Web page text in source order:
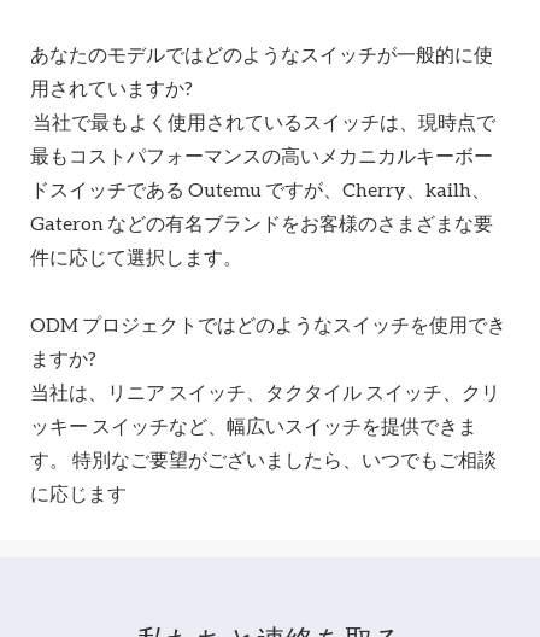
あなたのモデルではど​​のようなスイッチが一般的に使
用されていますか?
当社で最もよく使用されているスイッチは、現時点で
最もコストパフォーマンスの高いメカニカルキーボー
ドスイッチである Outemu ですが、Cherry、kailh、
Gateron などの有名ブランドをお客様のさまざまな要
件に応じて選択します。
ODM プロジェクトではどのようなスイッチを使用でき
ますか?
当社は、リニア スイッチ、タクタイル スイッチ、クリ
ッキー スイッチなど、幅広いスイッチを提供できま
す。 特別なご要望がございましたら、いつでもご相談
に応じます